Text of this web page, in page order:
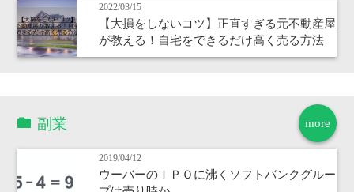
2022/03/15
【大損をしないコツ】正直すぎる元不動産屋
が教える！自宅をできるだけ高く売る方法
more
副業
2019/04/12
ウーバーのＩＰＯに沸くソフトバンクグルー